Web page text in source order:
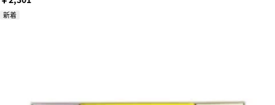
新着